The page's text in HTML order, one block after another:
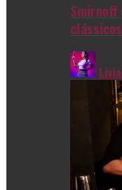
Smirnoff